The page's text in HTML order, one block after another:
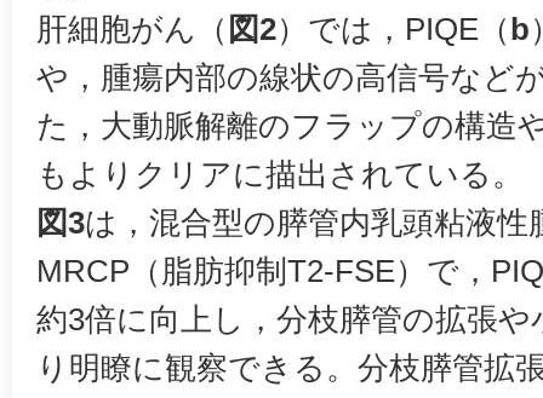
肝細胞がん（ 図2）では，PIQE（ b
や，腫瘍内部の線状の高信号など
た，大動脈解離のフラップの構造
もよりクリアに描出されている。
図3は，混合型の膵管内乳頭粘液性
MRCP（脂肪抑制T2-FSE）で，
約3倍に向上し，分枝膵管の拡張
り明瞭に観察できる。分枝膵管拡